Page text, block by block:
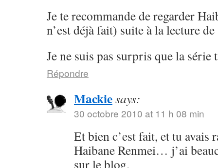
Je te recommande de regarder
n’est déjà fait) suite à la lecture
Je ne suis pas surpris que la série
Répondre
Mackiesays:
30 octobre 2010 at 11 h 08 min
Et bien c’est fait, et tu avais
Haibane Renmei… j’ai
sur le blog.